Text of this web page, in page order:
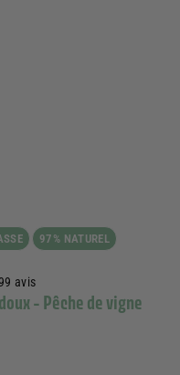
97% NATUREL
avis
- Pêche de vigne